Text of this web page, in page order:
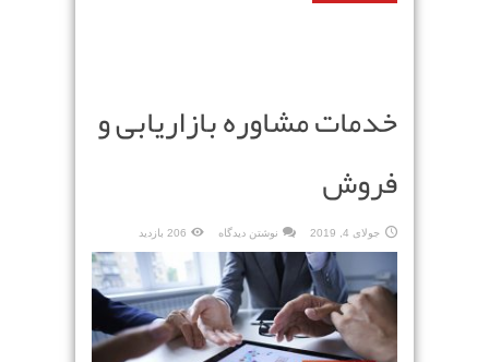
خدمات مشاوره بازاریابی و
فروش
جولای 4, 2019 نوشتن دیدگاه 206 بازدید